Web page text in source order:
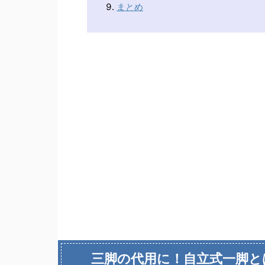
まとめ
三脚の代用に！自立式一脚